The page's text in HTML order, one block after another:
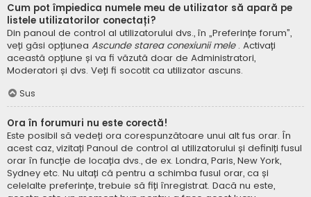
Cum pot împiedica numele meu de utilizator să apară pe
listele utilizatorilor conectați?
Din panoul de control al utilizatorului dvs., în „Preferințe forum”,
veți găsi opțiunea Ascunde starea conexiunii mele . Activați
această opțiune și va fi văzută doar de Administratori,
Moderatori și dvs. Veți fi socotit ca utilizator ascuns.
Sus
Ora în forumuri nu este corectă!
Este posibil să vedeți ora corespunzătoare unui alt fus orar. În
acest caz, vizitați Panoul de control al utilizatorului și definiți fusul
orar în funcție de locația dvs., de ex. Londra, Paris, New York,
Sydney etc. Nu uitați că pentru a schimba fusul orar, ca și
celelalte preferințe, trebuie să fiți înregistrat. Dacă nu este,